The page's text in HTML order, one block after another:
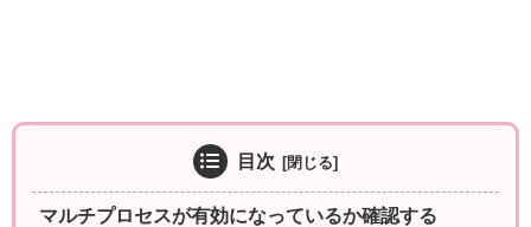
目次
マルチプロセスが有効になっているか確認する